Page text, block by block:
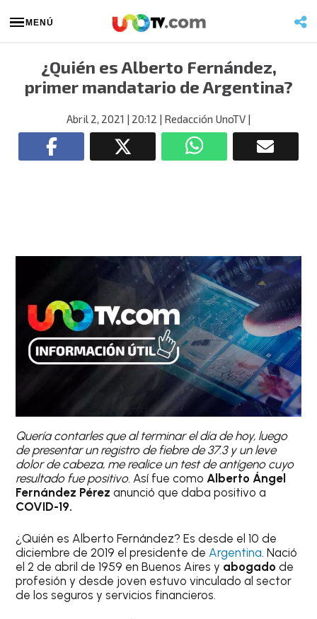
MENÚ
¿Quién es Alberto Fernández,
primer mandatario de Argentina?
Abril 2, 2021 | 20:12 | Redacción UnoTV |
Quería contarles que al terminar el día de hoy, luego
de presentar un registro de fiebre de 37.3 y un leve
dolor de cabeza, me realice un test de antígeno cuyo
resultado fue positivo. Así fue como Alberto Ángel
Fernández Pérez anunció que daba positivo a
COVID-19.
¿Quién es Alberto Fernández? Es desde el 10 de
diciembre de 2019 el presidente deArgentina. Nació
el 2 de abril de 1959 en Buenos Aires y abogado de
profesión y desde joven estuvo vinculado al sector
de los seguros y servicios financieros.